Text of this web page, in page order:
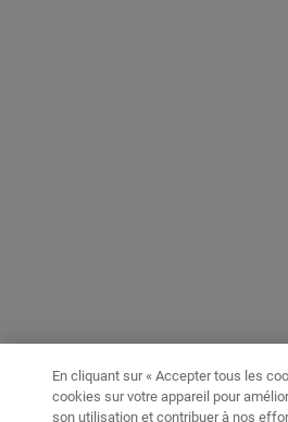
En cliquant sur « Accepter tous les
cookies sur votre appareil pour
son utilisation et contribuer à nos